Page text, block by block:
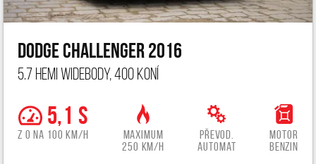
Dodge Challenger 2016
5.7 Hemi widebody, 400 koní
5,1 s
z 0 na 100 km/h
Maximum
250 km/h
Převod.
automat
Motor
benzin